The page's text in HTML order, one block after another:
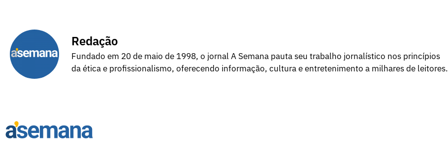
Redação
Fundado em 20 de maio de 1998, o jornal A Semana pauta seu trabalho jornalístico nos princípios
da ética e profissionalismo, oferecendo informação, cultura e entretenimento a milhares de leitores.